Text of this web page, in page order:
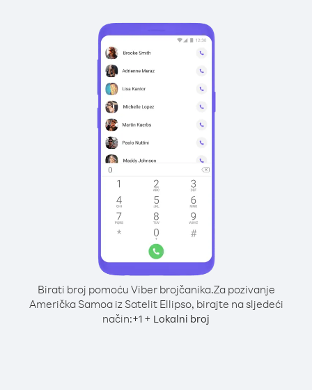
Birati broj pomoću Viber brojčanika.Za pozivanje
Američka Samoa iz Satelit Ellipso, birajte na sljedeći
način:+1 + Lokalni broj